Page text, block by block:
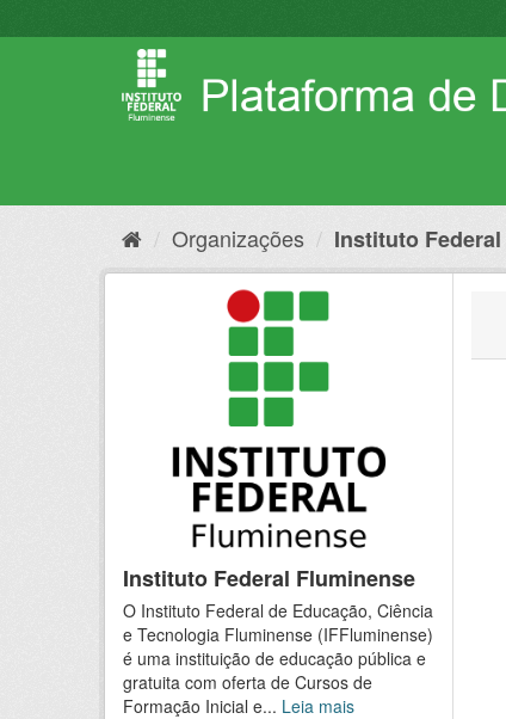
para
Organizações Instituto
Instituto Federal Fluminense
O Instituto Federal de Educação, Ciência
e Tecnologia Fluminense (IFFluminense)
é uma instituição de educação pública e
gratuita com oferta de Cursos de
Formação Inicial e... Leia mais